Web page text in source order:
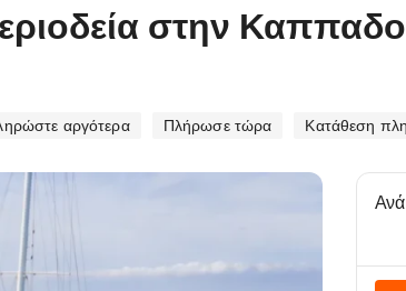
στην
αργότερα Πλήρωσε τώρα Κατάθεση